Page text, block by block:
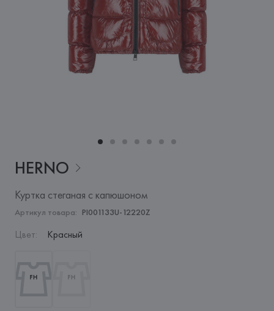
HERNO
Куртка стеганая с капюшоном
Артикул товара: PI001133U-12220Z
Цвет: Красный